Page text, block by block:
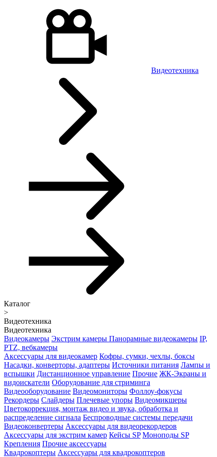
Видеотехника
Каталог
>
Видеотехника
Видеотехника
Видеокамеры Экстрим камеры Панорамные видеокамеры IP,
PTZ, вебкамеры
Аксессуары для видеокамер Кофры, сумки, чехлы, боксы
Насадки, конверторы, адаптеры Источники питания Лампы и
вспышки Дистанционное управление Прочие ЖК-Экраны и
видоискатели Оборудование для стриминга
Видеооборудование Видеомониторы Фоллоу-фокусы
Рекордеры Слайдеры Плечевые упоры Видеомикшеры
Цветокоррекция, монтаж видео и звука, обработка и
распределение сигнала Беспроводные системы передачи
Видеоконвертеры Аксессуары для видеорекордеров
Аксессуары для экстрим камер Кейсы SP Моноподы SP
Крепления Прочие аксессуары
Квадрокоптеры Аксессуары для квадрокоптеров